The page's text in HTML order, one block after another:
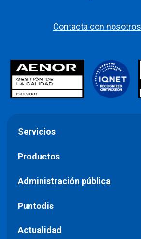
Contacta con nosotros
Servicios
Productos
Administración pública
Puntodis
Actualidad